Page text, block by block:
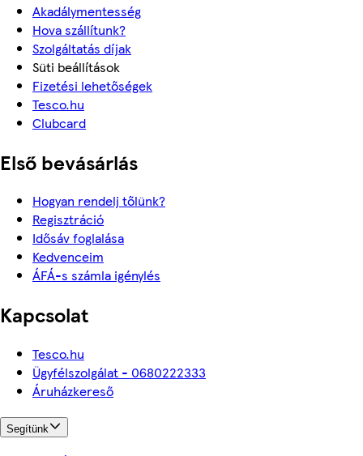
Akadálymentesség
Hova szállítunk?
Szolgáltatás díjak
Süti beállítások
Fizetési lehetőségek
Tesco.hu
Clubcard
Első bevásárlás
Hogyan rendelj tőlünk?
Regisztráció
Idősáv foglalása
Kedvenceim
ÁFÁ-s számla igénylés
Kapcsolat
Tesco.hu
Ügyfélszolgálat - 0680222333
Áruházkereső
Segítünk